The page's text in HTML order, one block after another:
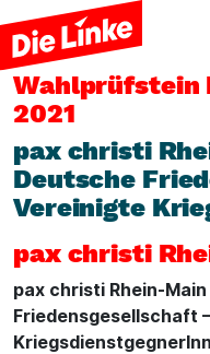
Wahlprüfstein
2021
pax christi
Deutsche
Vereinigte
pax christi
pax christi Rhein-
Friedensgesellschaft